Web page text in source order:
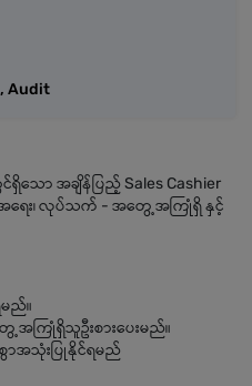
Audit
သော အချိန်ပြည့် Sales Cashier
ရေး၊ လုပ်သက် - အတွေ့အကြုံရှိ နှင့်
ည်။
ေ့အကြုံရှိသူဦးစားပေးမည်။
စွာအသုံးပြုနိုင်ရမည်